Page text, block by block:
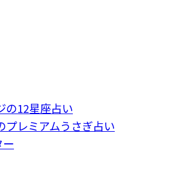
の12星座占い
プレミアムうさぎ占い